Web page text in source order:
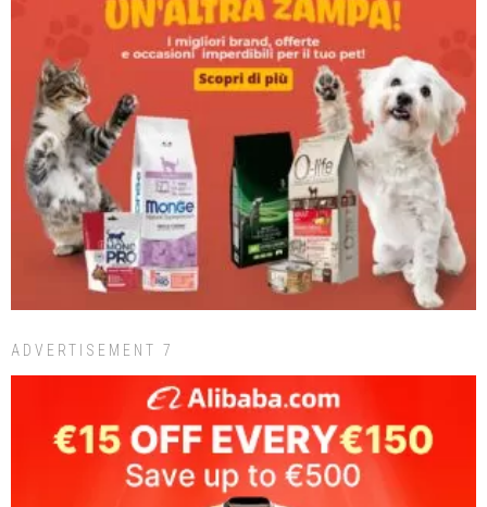
ADVERTISEMENT 7